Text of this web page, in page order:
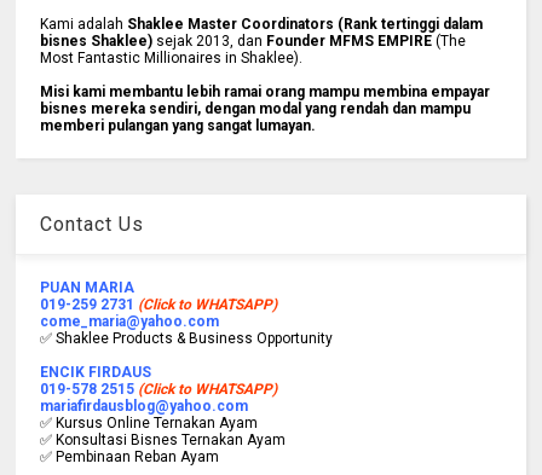
Kami adalah Shaklee Master Coordinators (Rank tertinggi dalam
bisnes Shaklee) sejak 2013, dan Founder MFMS EMPIRE (The
Most Fantastic Millionaires in Shaklee).
Misi kami membantu lebih ramai orang mampu membina empayar
bisnes mereka sendiri, dengan modal yang rendah dan mampu
memberi pulangan yang sangat lumayan.
Contact Us
PUAN MARIA
019-259 2731 (Click to WHATSAPP)
come_maria@yahoo.com
✅ Shaklee Products & Business Opportunity
ENCIK FIRDAUS
019-578 2515 (Click to WHATSAPP)
mariafirdausblog@yahoo.com
✅ Kursus Online Ternakan Ayam
✅ Konsultasi Bisnes Ternakan Ayam
✅ Pembinaan Reban Ayam